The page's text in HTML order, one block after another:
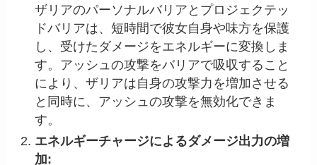
ザリアのパーソナルバリアとプロジェクテッ
ドバリアは、短時間で彼女自身や味方を保護
し、受けたダメージをエネルギーに変換しま
す。アッシュの攻撃をバリアで吸収すること
により、ザリアは自身の攻撃力を増加させる
と同時に、アッシュの攻撃を無効化できま
す。
エネルギーチャージによるダメージ出力の増
加: